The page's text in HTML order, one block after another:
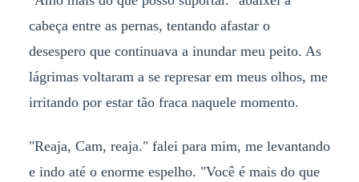
cabeça entre as pernas, tentando afastar o
desespero que continuava a inundar meu peito. As
lágrimas voltaram a se represar em meus olhos, me
irritando por estar tão fraca naquele momento.
"Reaja, Cam, reaja." falei para mim, me levantando
e indo até o enorme espelho. "Você é mais do que